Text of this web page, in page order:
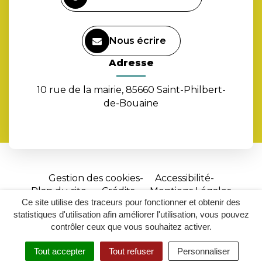
Ce site utilise des traceurs pour fonctionner et obtenir des
statistiques d'utilisation afin améliorer l'utilisation, vous pouvez
contrôler ceux que vous souhaitez activer.
Tout accepter Tout refuser Personnaliser
RECHERCHER
ACCESSIBILITÉ
Nous écrire
Adresse
10 rue de la mairie, 85660 Saint-Philbert-
de-Bouaine
Gestion des cookies
Accessibilité
Plan du site
Crédits
Mentions Légales
Site
réalisé
par
Inovagora